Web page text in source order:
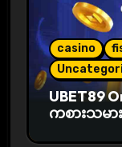
casino
UBET89
ကစားသမား